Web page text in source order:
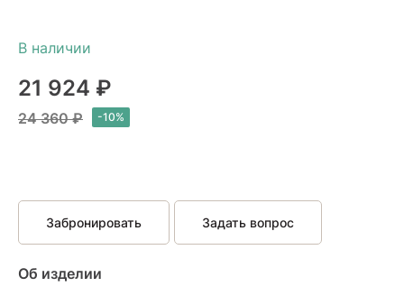
21 924 ₽
24 360 ₽
Забронировать Задать вопрос
Об изделии